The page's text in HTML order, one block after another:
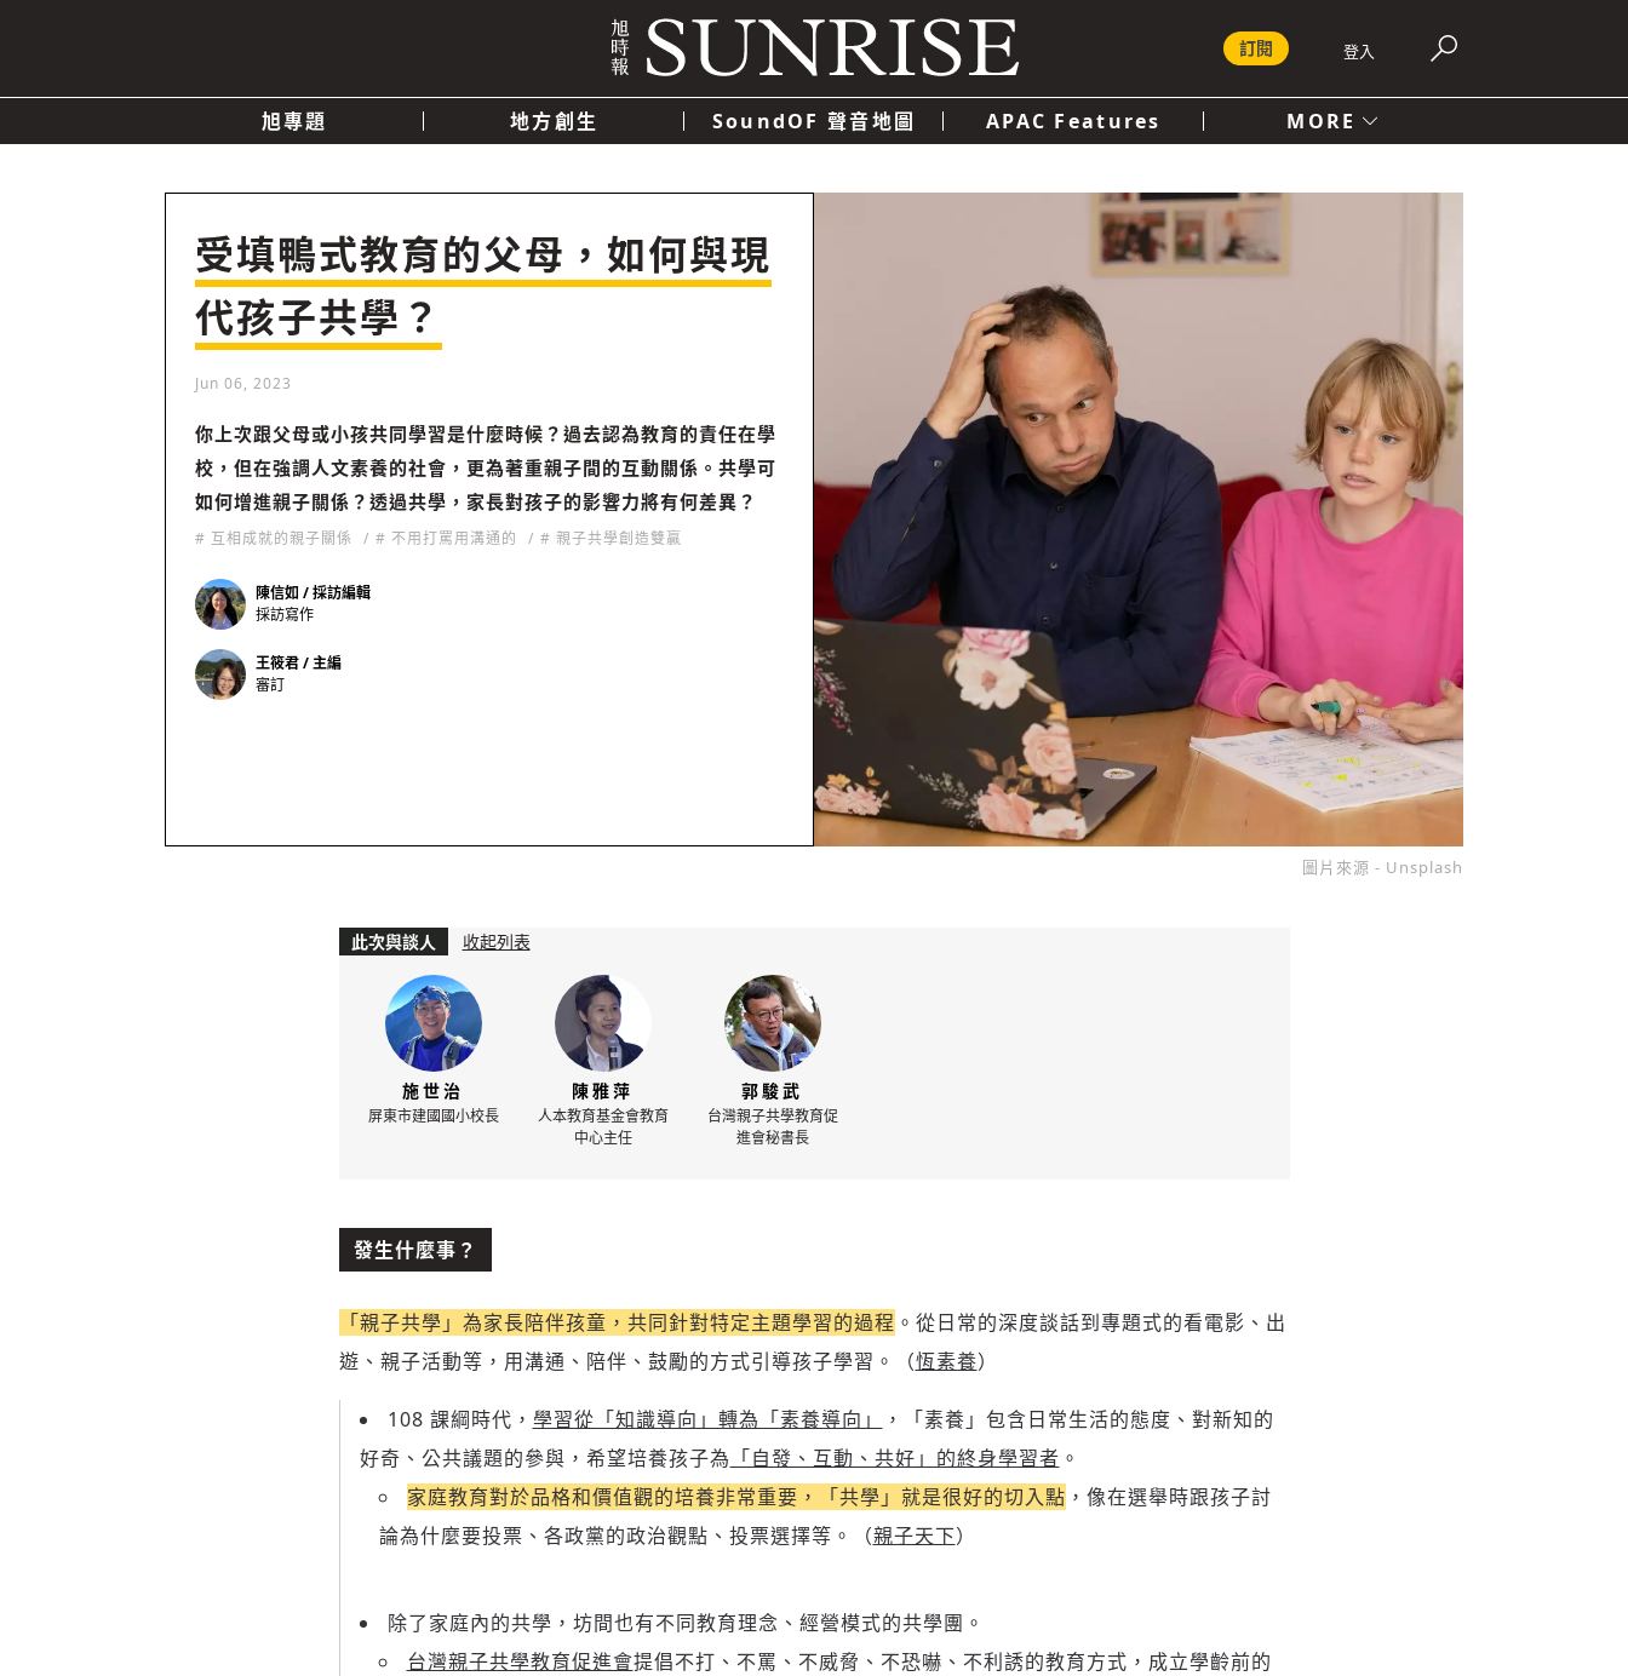
登入
訂閱
旭專題 地方創生 SoundOF 聲音地圖 APAC Features MORE
快速連結
社會
受填鴨式教育的父母，如何與現
代孩子共學？
Jun 06, 2023
你上次跟父母或小孩共同學習是什麼時候？過去認為教育的責任在學
校，但在強調人文素養的社會，更為著重親子間的互動關係。共學可
如何增進親子關係？透過共學，家長對孩子的影響力將有何差異？
# 互相成就的親子關係 # 不用打罵用溝通的 # 親子共學創造雙贏
陳信如 / 採訪編輯
採訪寫作
王筱君 / 主編
審訂
圖片來源 - Unsplash
此次與談人 收起列表
施世治
屏東市建國國小校長
陳雅萍
人本教育基金會教育
中心主任
郭駿武
台灣親子共學教育促
進會秘書長
發生什麼事？
「親子共學」為家長陪伴孩童，共同針對特定主題學習的過程 。從日常的深度談話到專題式的看電影、出
遊、親子活動等，用溝通、陪伴、鼓勵的方式引導孩子學習。（恆素養）
108 課綱時代， 學習從「知識導向」轉為「素養導向」
，「素養」包含日常生活的態度、對新知的
好奇、公共議題的參與，希望培養孩子為 「自發、互動、共好」的終身學習者 。
家庭教育對於品格和價值觀的培養非常重要，「共學」就是很好的切入點 ，像在選舉時跟孩子討
論為什麼要投票、各政黨的政治觀點、投票選擇等。（親子天下）
除了家庭內的共學，坊間也有不同教育理念、經營模式的共學團。
台灣親子共學教育促進會提倡不打、不罵、不威脅、不恐嚇、不利誘的教育方式，成立學齡前的